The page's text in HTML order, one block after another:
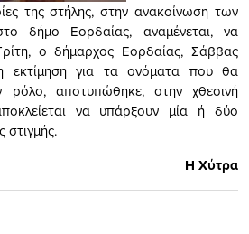
της στήλης, στην ανακοίνωση των
δήμο Εορδαίας, αναμένεται, να
ο δήμαρχος Εορδαίας, Σάββας
εκτίμηση για τα ονόματα που θα
ρόλο, αποτυπώθηκε, στην χθεσινή
να υπάρξουν μία ή δύο
στιγμής.
Η Χύτρα